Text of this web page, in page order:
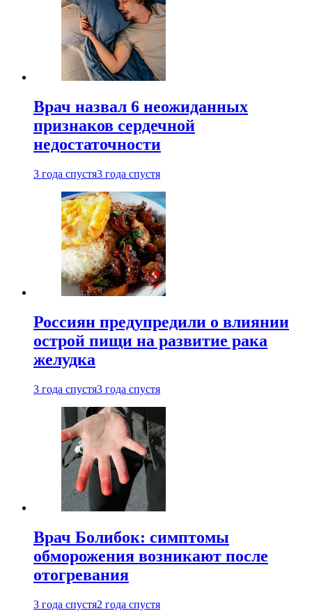
Врач назвал 6 неожиданных
признаков сердечной
недостаточности
3 года спустя3 года спустя
Россиян предупредили о влиянии
острой пищи на развитие рака
желудка
3 года спустя3 года спустя
Врач Болибок: симптомы
обморожения возникают после
отогревания
3 года спустя2 года спустя